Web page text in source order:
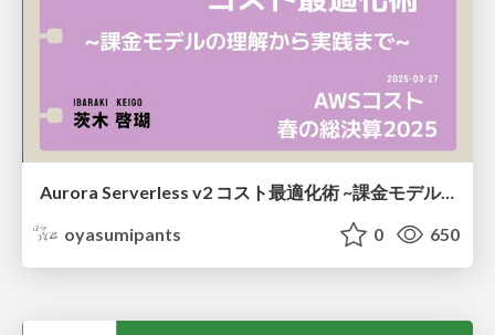
Aurora Serverless v2 コスト最適化術 ~課金モデルの理解から実践まで~
oyasumipants
0 650